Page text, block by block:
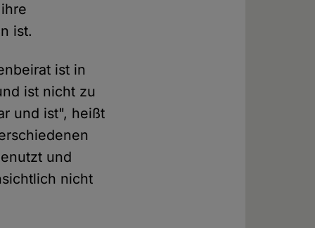
ist.
ist in
ist nicht zu
und ist", heißt
und
nicht